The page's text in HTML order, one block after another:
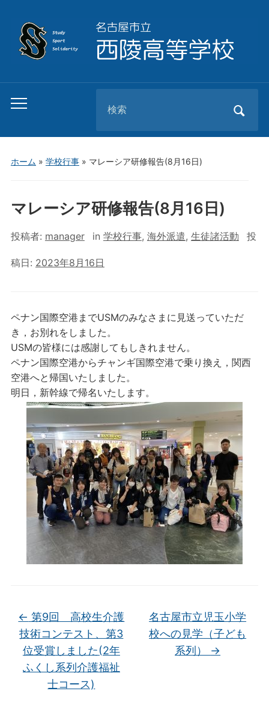
Toggle
menu
for:
ホーム » 学校行事» マレーシア研修報告(8月16日)
マレーシア研修報告(8月16日)
投稿者: manager in 学校行事, 海外派遣, 生徒諸活動 投
稿日: 2023年8月16日
ペナン国際空港までUSMのみなさまに見送っていただ
き，お別れをしました。
USMの皆様には感謝してもしきれません。
ペナン国際空港からチャンギ国際空港で乗り換え，関西
空港へと帰国いたしました。
明日，新幹線で帰名いたします。
← 第9回 高校生介護
技術コンテスト、第3
位受賞しました(2年
ふくし系列介護福祉
士コース)
名古屋市立児玉小学
校への見学（子ども
系列） →